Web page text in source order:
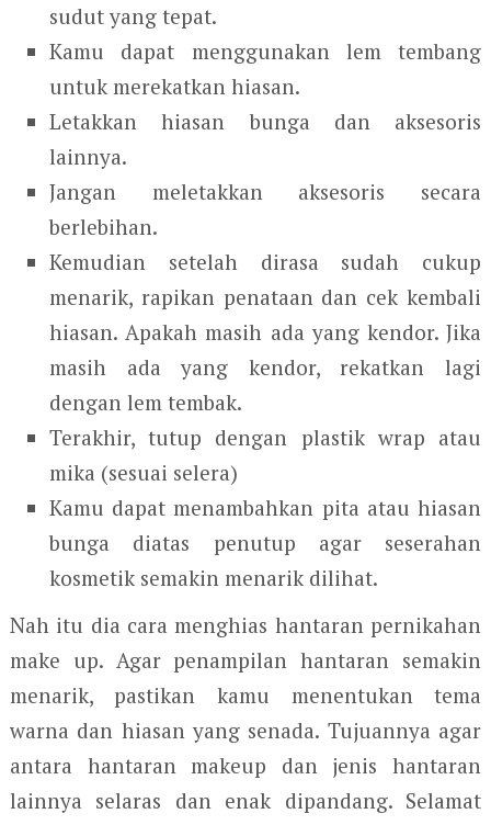
sudut yang tepat.
Kamu dapat menggunakan lem tembang
untuk merekatkan hiasan.
Letakkan hiasan bunga dan aksesoris
lainnya.
Jangan meletakkan aksesoris secara
berlebihan.
Kemudian setelah dirasa sudah cukup
menarik, rapikan penataan dan cek kembali
hiasan. Apakah masih ada yang kendor. Jika
masih ada yang kendor, rekatkan lagi
dengan lem tembak.
Terakhir, tutup dengan plastik wrap atau
mika (sesuai selera)
Kamu dapat menambahkan pita atau hiasan
bunga diatas penutup agar seserahan
kosmetik semakin menarik dilihat.
Nah itu dia cara menghias hantaran pernikahan
make up. Agar penampilan hantaran semakin
menarik, pastikan kamu menentukan tema
warna dan hiasan yang senada. Tujuannya agar
antara hantaran makeup dan jenis hantaran
lainnya selaras dan enak dipandang. Selamat